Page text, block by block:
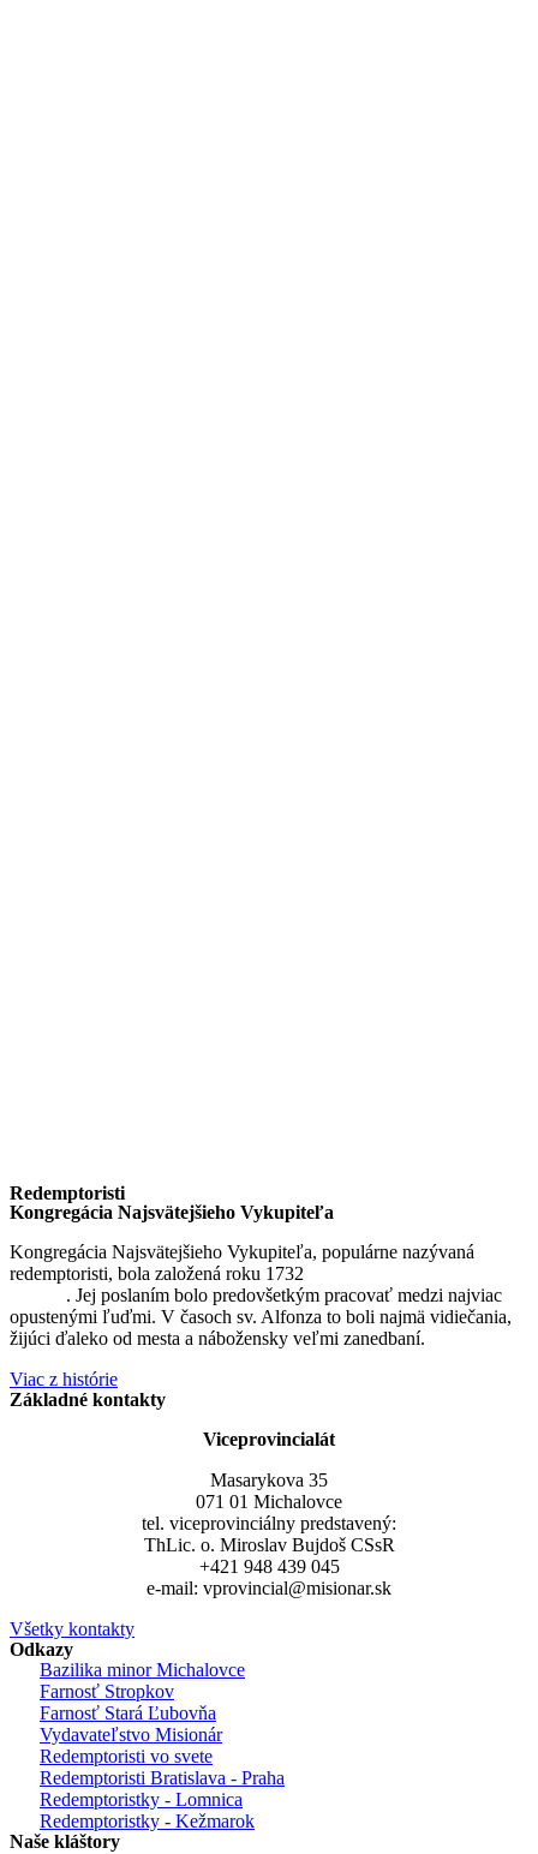
Redemptoristi
Kongregácia Najsvätejšieho Vykupiteľa
Kongregácia Najsvätejšieho Vykupiteľa, populárne nazývaná
redemptoristi, bola založená roku 1732
. Jej poslaním bolo predovšetkým pracovať medzi najviac
opustenými ľuďmi. V časoch sv. Alfonza to boli najmä vidiečania,
žijúci ďaleko od mesta a nábožensky veľmi zanedbaní.
Viac z histórie
Základné kontakty
Viceprovincialát
Masarykova 35
071 01 Michalovce
tel. viceprovinciálny predstavený:
ThLic. o. Miroslav Bujdoš CSsR
+421 948 439 045
e-mail: vprovincial@misionar.sk
Všetky kontakty
Odkazy
Bazilika minor Michalovce
Farnosť Stropkov
Farnosť Stará Ľubovňa
Vydavateľstvo Misionár
Redemptoristi vo svete
Redemptoristi Bratislava - Praha
Redemptoristky - Lomnica
Redemptoristky - Kežmarok
Naše kláštory